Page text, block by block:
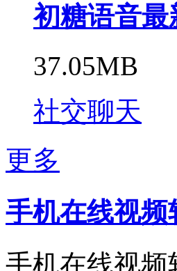
初糖语音最
37.05MB
社交聊天
更多
手机在线视频
手机在线视